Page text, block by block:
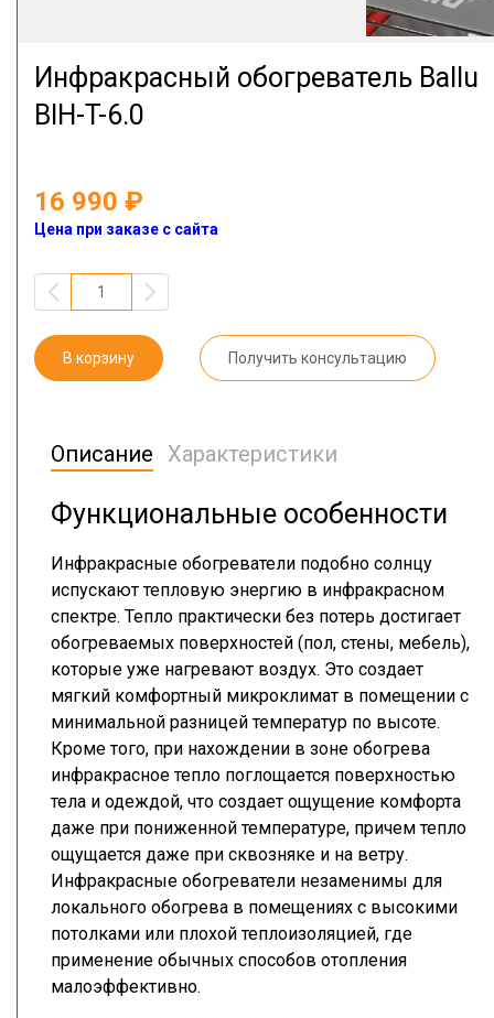
Инфракрасный обогреватель Ballu
BIH-T-6.0
16 990
Цена при заказе с сайта
В корзину Получить консультацию
Описание Характеристики
Функциональные особенности
Инфракрасные обогреватели подобно солнцу
испускают тепловую энергию в инфракрасном
спектре. Тепло практически без потерь достигает
обогреваемых поверхностей (пол, стены, мебель),
которые уже нагревают воздух. Это создает
мягкий комфортный микроклимат в помещении с
минимальной разницей температур по высоте.
Кроме того, при нахождении в зоне обогрева
инфракрасное тепло поглощается поверхностью
тела и одеждой, что создает ощущение комфорта
даже при пониженной температуре, причем тепло
ощущается даже при сквозняке и на ветру.
Инфракрасные обогреватели незаменимы для
локального обогрева в помещениях с высокими
потолками или плохой теплоизоляцией, где
применение обычных способов отопления
малоэффективно.